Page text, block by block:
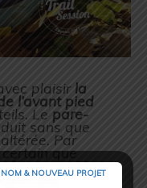
plaisir la
l’avant pied
Le pare-
sans que
Par
que
façon positive
& NOUVEAU PROJET